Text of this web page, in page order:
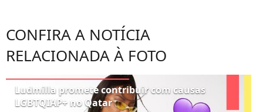
CONFIRA A NOTÍCIA
RELACIONADA À FOTO
Ludmilla promete contribuir com causas
LGBTQIAP+ no Qatar